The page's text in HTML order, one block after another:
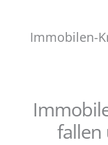
Immobilen-
fallen